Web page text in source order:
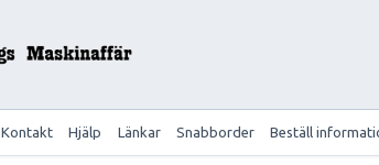
Kontakt Hjälp Länkar Snabborder Beställ